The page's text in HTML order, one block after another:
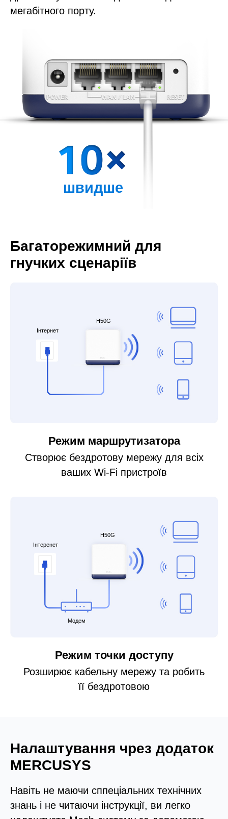
мегабітного порту.
швидше
Багаторежимний для
гнучких сценаріїв
Інтернет
H50G
Режим маршрутизатора
Створює бездротову мережу для всіх
ваших Wi-Fi пристроїв
Інтеренет
H50G
Модем
Режим точки доступу
Розширює кабельну мережу та робить
її бездротовою
Налаштування чрез додаток
MERCUSYS
Навіть не маючи сппеціальних технічних
знань і не читаючи інструкції, ви легко